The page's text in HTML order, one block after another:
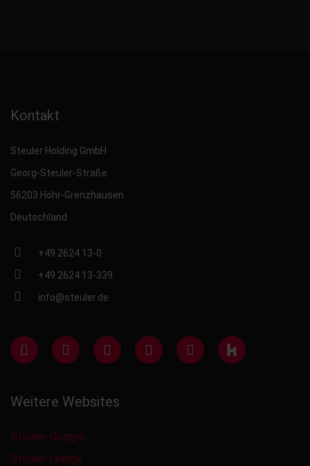
Kontakt
Steuler Holding GmbH
Georg-Steuler-Straße
56203 Höhr-Grenzhausen
Deutschland
+49 2624 13-0
+49 2624 13-339
info@steuler.de
Weitere Websites
Steuler-Gruppe
Steuler Linings